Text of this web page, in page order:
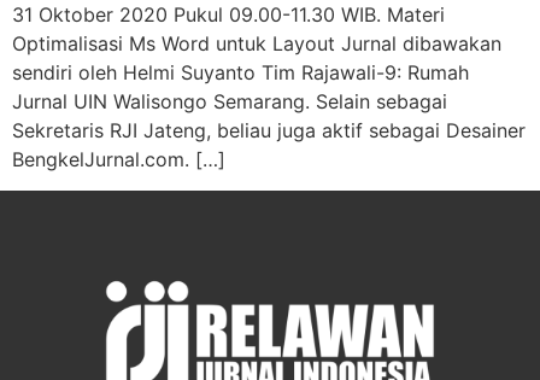
31 Oktober 2020 Pukul 09.00-11.30 WIB. Materi
Optimalisasi Ms Word untuk Layout Jurnal dibawakan
sendiri oleh Helmi Suyanto Tim Rajawali-9: Rumah
Jurnal UIN Walisongo Semarang. Selain sebagai
Sekretaris RJI Jateng, beliau juga aktif sebagai Desainer
BengkelJurnal.com. […]